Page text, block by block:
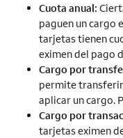
Cuota anual:
paguen un cargo
tarjetas tienen
eximen del pago
Cargo por
permite
aplicar un cargo.
Cargo por
tarjetas eximen